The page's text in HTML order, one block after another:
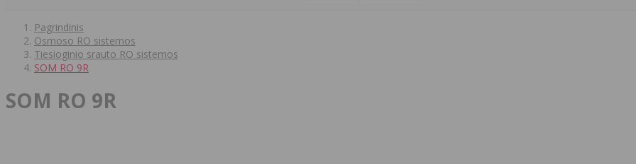
Pagrindinis
Osmoso RO sistemos
Tiesioginio srauto RO sistemos
SOM RO 9R
SOM RO 9R